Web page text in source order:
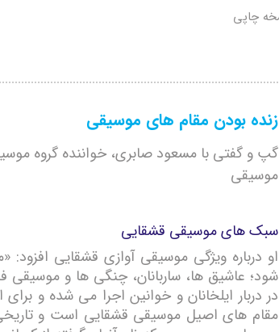
زنده بودن مقام های موسیقی
گپ و گفتی با مسعود صابری، خواننده گروه
موسیقی
سبک های موسیقی قشقایی
او درباره ویژگی موسیقی آوازی قشقایی
شود؛ عاشیق ها، ساربانان، چنگی ها و
در دربار ایلخانان و خوانین اجرا می شده و برای
مقام های اصیل موسیقی قشقایی است و